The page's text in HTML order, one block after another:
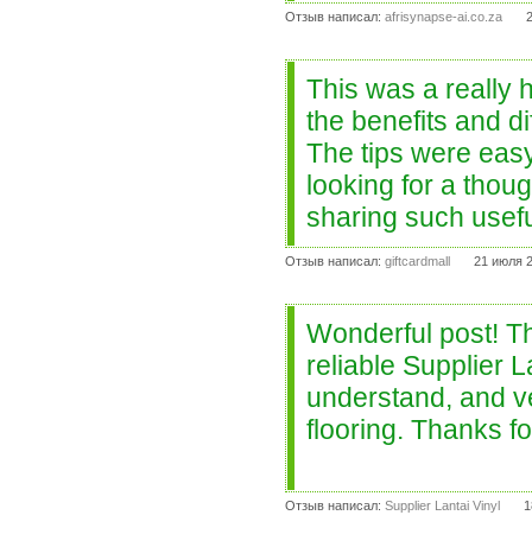
Отзыв написал: afrisynapse-ai.co.za
This was a really
the benefits and
The tips were
looking for a
sharing such
Отзыв написал: giftcardmall 21 июля
Wonderful post!
reliable Supplier
understand, and
flooring. Thanks
Отзыв написал: Supplier Lantai Vinyl